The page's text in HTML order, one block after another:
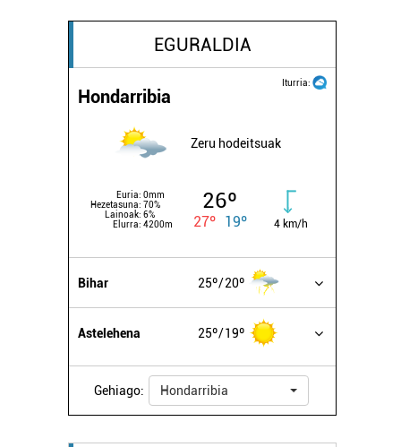
EGURALDIA
Iturria:
Hondarribia
Zeru hodeitsuak
Euria: 0mm
Hezetasuna: 70%
Lainoak: 6%
Elurra: 4200m
26º
27º 19º 4 km/h
Bihar 25º 20º
Astelehena 25º 19º
Gehiago: Hondarribia